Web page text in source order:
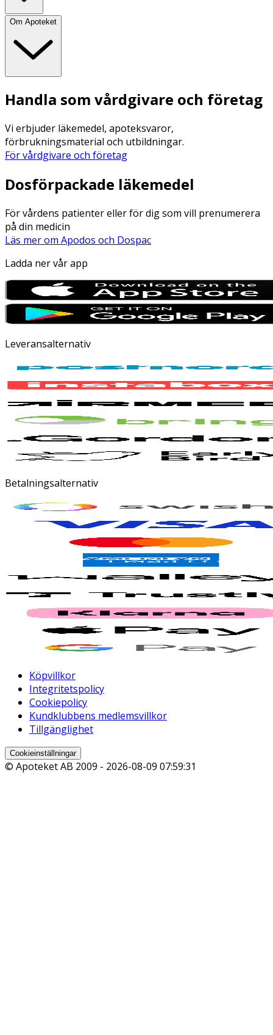
Om Apoteket
Handla som vårdgivare och företag
Vi erbjuder läkemedel, apoteksvaror,
förbrukningsmaterial och utbildningar.
För vårdgivare och företag
Dosförpackade läkemedel
För vårdens patienter eller för dig som vill prenumerera
på din medicin
Läs mer om Apodos och Dospac
Ladda ner vår app
Leveransalternativ
Betalningsalternativ
Köpvillkor
Integritetspolicy
Cookiepolicy
Kundklubbens medlemsvillkor
Tillgänglighet
Cookieinställningar
© Apoteket AB 2009 - 2026-08-09 07:59:31